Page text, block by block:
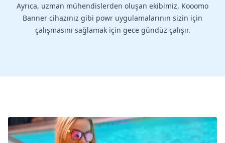
Ayrıca, uzman mühendislerden oluşan ekibimiz, Kooomo
Banner cihazınız gibi powr uygulamalarının sizin için
çalışmasını sağlamak için gece gündüz çalışır.